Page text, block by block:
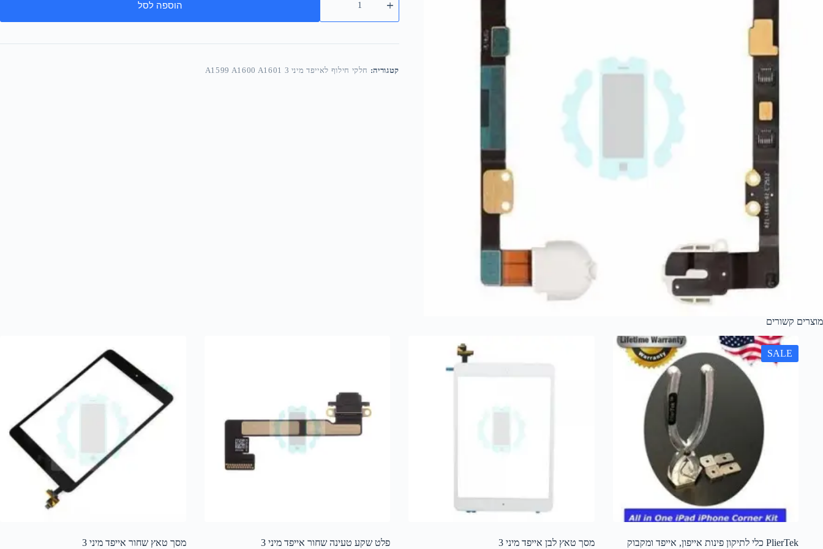
הוספה לסל
קטגוריה: חלקי חילוף לאייפד מיני 3 A1599 A1600 A1601
מוצרים קשורים
SALE
PlierTek כלי לתיקון פינות אייפון, אייפד ומקבוק מסך טאץ לבן אייפד מיני 3 פלט שקע טעינה שחור אייפד מיני 3 מסך טאץ שחור אייפד מיני 3